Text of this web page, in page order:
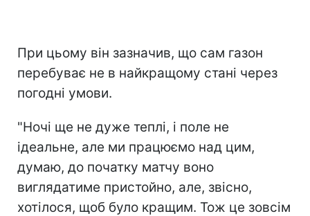
При цьому він зазначив, що сам газон
перебуває не в найкращому стані через
погодні умови.
"Ночі ще не дуже теплі, і поле не
ідеальне, але ми працюємо над цим,
думаю, до початку матчу воно
виглядатиме пристойно, але, звісно,
хотілося, щоб було кращим. Тож це зовсім